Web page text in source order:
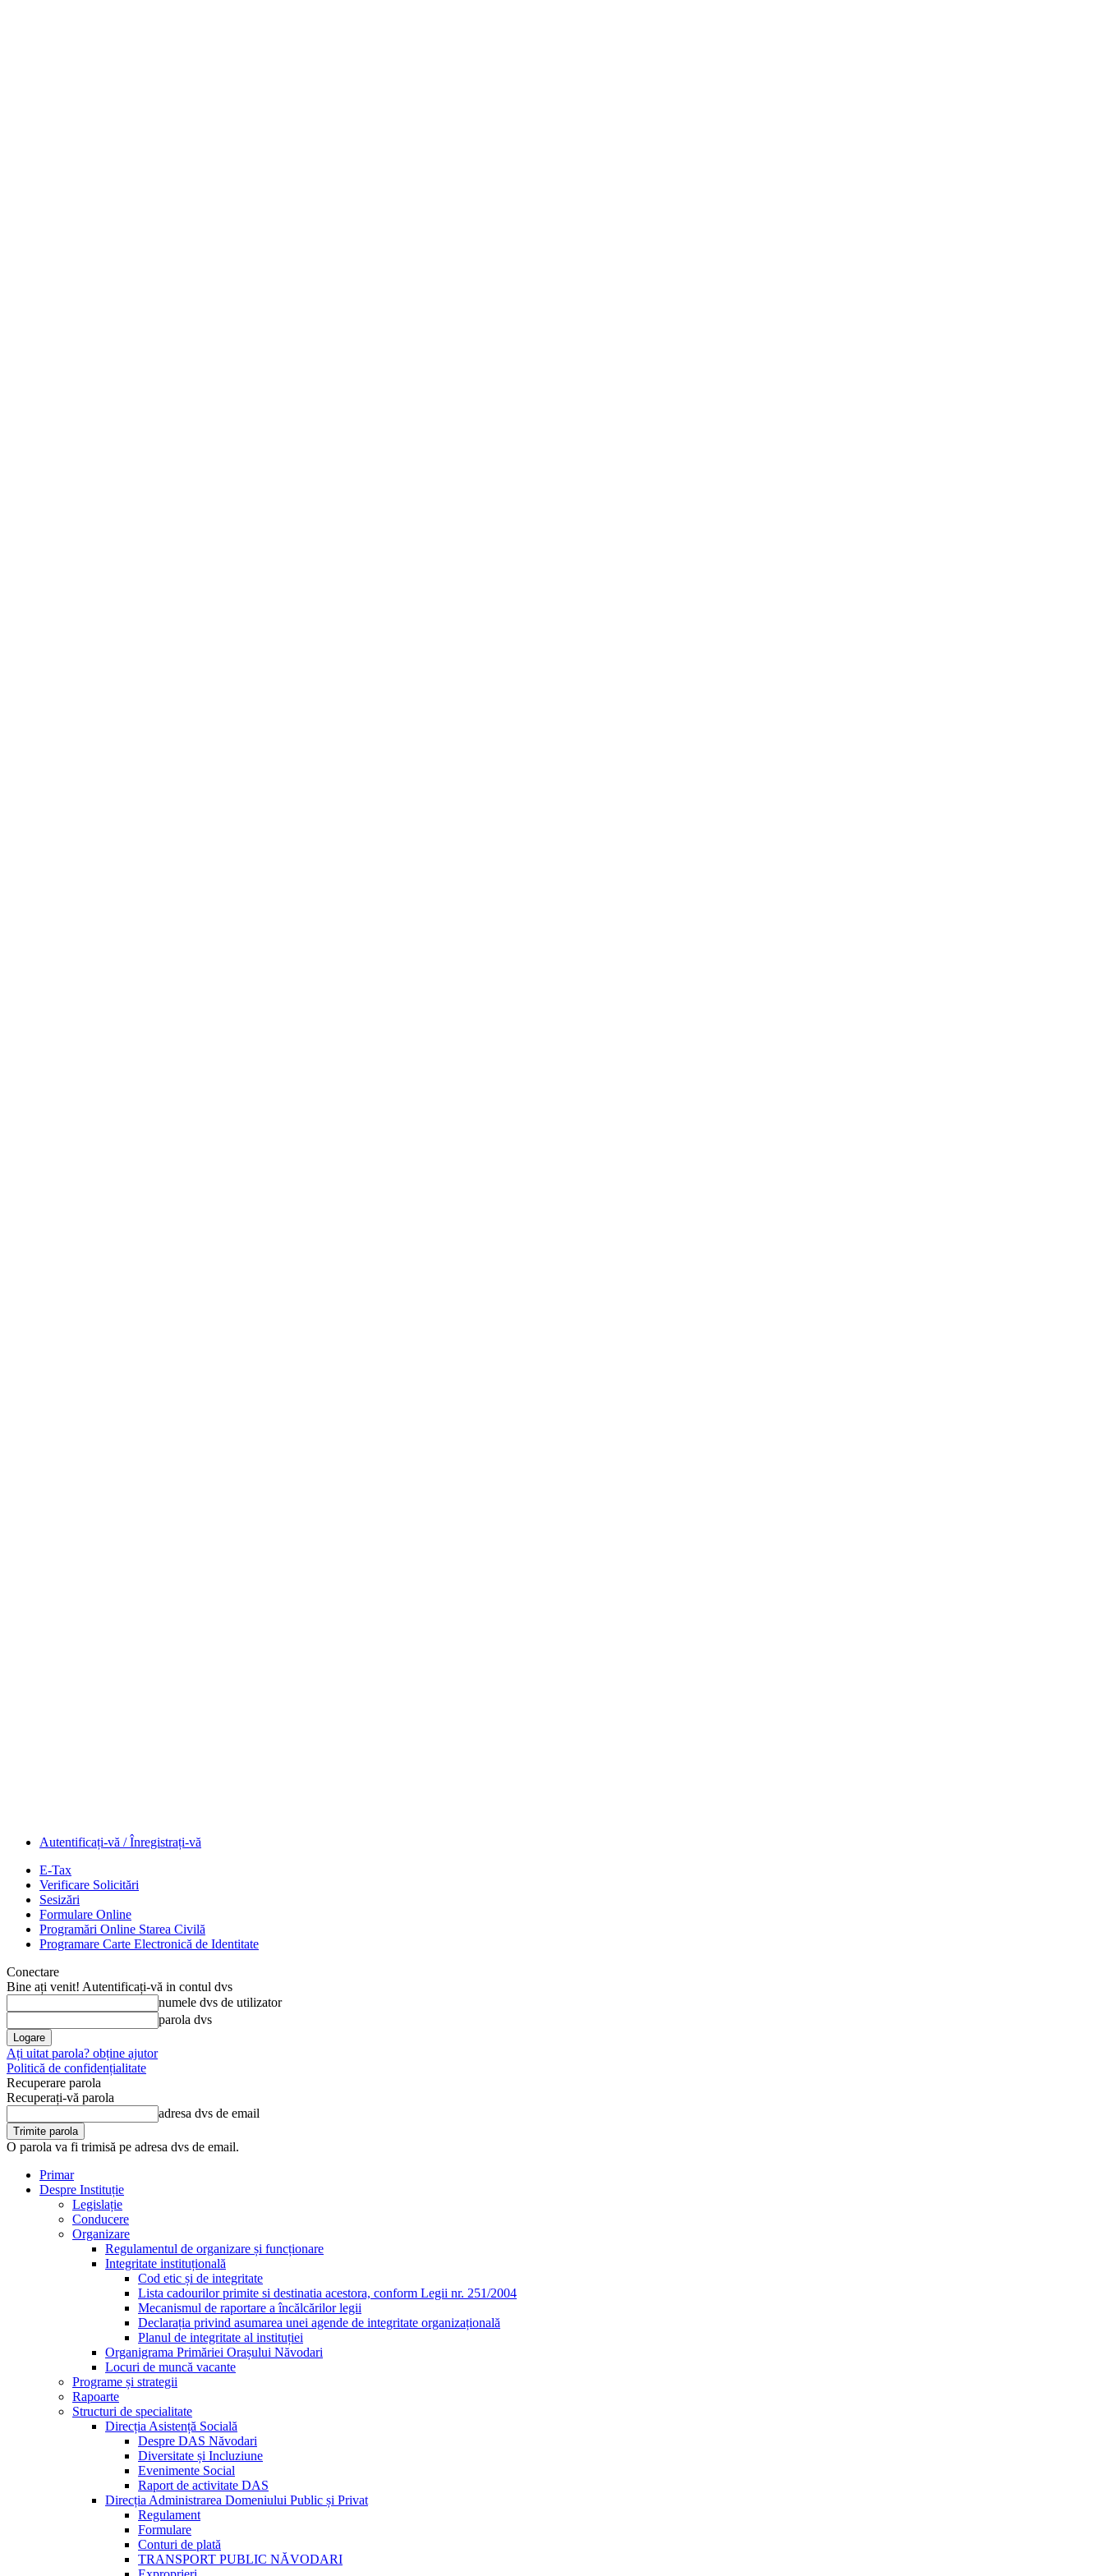
Autentificați-vă / Înregistrați-vă
E-Tax
Verificare Solicitări
Sesizări
Formulare Online
Programări Online Starea Civilă
Programare Carte Electronică de Identitate
Conectare
Bine ați venit! Autentificați-vă in contul dvs
numele dvs de utilizator
parola dvs
Ați uitat parola? obține ajutor
Politică de confidențialitate
Recuperare parola
Recuperați-vă parola
adresa dvs de email
O parola va fi trimisă pe adresa dvs de email.
Primar
Despre Instituție
Legislație
Conducere
Organizare
Regulamentul de organizare și funcționare
Integritate instituțională
Cod etic și de integritate
Lista cadourilor primite si destinatia acestora, conform Legii nr. 251/2004
Mecanismul de raportare a încălcărilor legii
Declarația privind asumarea unei agende de integritate organizațională
Planul de integritate al instituției
Organigrama Primăriei Orașului Năvodari
Locuri de muncă vacante
Programe și strategii
Rapoarte
Structuri de specialitate
Direcția Asistență Socială
Despre DAS Năvodari
Diversitate și Incluziune
Evenimente Social
Raport de activitate DAS
Direcția Administrarea Domeniului Public și Privat
Regulament
Formulare
Conturi de plată
TRANSPORT PUBLIC NĂVODARI